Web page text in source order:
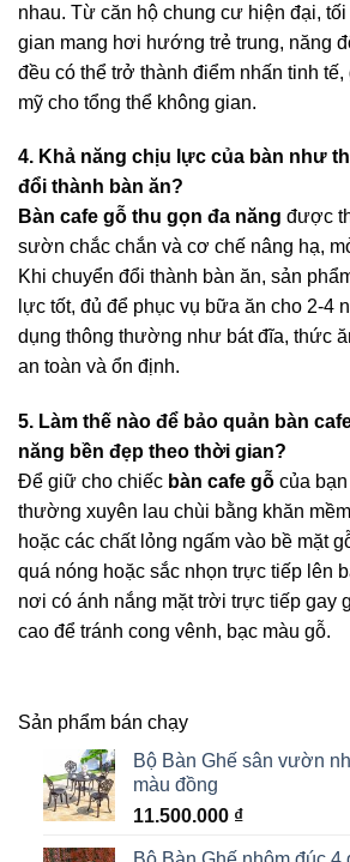
nhau. Từ căn hộ chung cư hiện đại,
gian mang hơi hướng trẻ trung, năng
đều có thể trở thành điểm nhấn tinh
mỹ cho tổng thể không gian.
4. Khả năng chịu lực của bàn như
đổi thành bàn ăn?
Bàn cafe gỗ thu gọn đa năng được
sườn chắc chắn và cơ chế nâng hạ,
Khi chuyển đổi thành bàn ăn, sản
lực tốt, đủ để phục vụ bữa ăn cho 2-4
dụng thông thường như bát đĩa, thức
an toàn và ổn định.
5. Làm thế nào để bảo quản bàn
năng bền đẹp theo thời gian?
Để giữ cho chiếc bàn cafe gỗ của
thường xuyên lau chùi bằng khăn
hoặc các chất lỏng ngấm vào bề mặt
quá nóng hoặc sắc nhọn trực tiếp lên
nơi có ánh nắng mặt trời trực tiếp gay
cao để tránh cong vênh, bạc màu gỗ.
Sản phẩm bán chạy
Bộ Bàn Ghế sân vườn
màu đồng
11.500.000 ₫